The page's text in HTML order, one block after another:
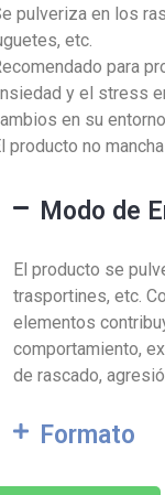
pulveriza en los
etc.
para
y el stress
en su
producto no
Modo de
El producto se
trasportines, etc.
elementos
comportamiento,
de rascado,
Formato